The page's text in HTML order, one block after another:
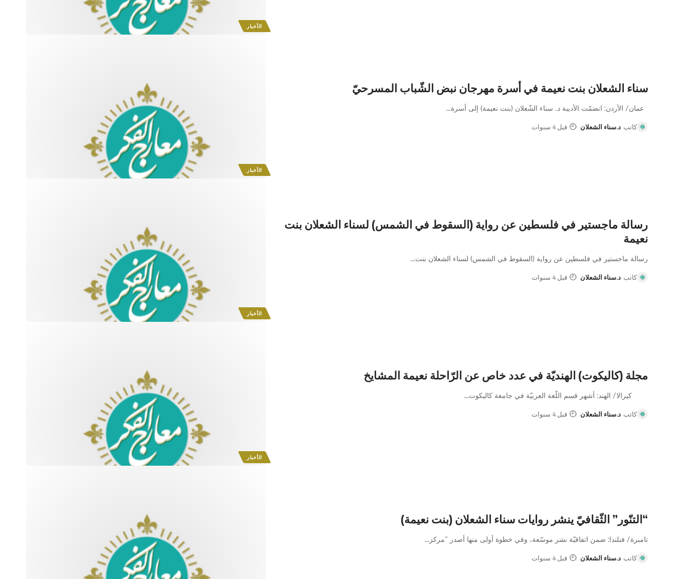
الأخبار
الأخبار
سناء الشعلان بنت نعيمة في أسرة مهرجان نبض الشّباب المسرحيّ
عمان/ الأردن: انضمّت الأديبة د. سناء الشّعلان (بنت نعيمة) إلى أسرة…
كاتب د.سناء الشعلان قبل 4 سنوات
الأخبار
رسالة ماجستير في فلسطين عن رواية (السقوط في الشمس) لسناء الشعلان بنت
نعيمة
رسالة ماجستير في فلسطين عن رواية (السقوط في الشمس) لسناء الشعلان بنت…
كاتب د.سناء الشعلان قبل 4 سنوات
الأخبار
مجلة (كاليكوت) الهنديّة في عدد خاص عن الرّاحلة نعيمة المشايخ
كيرالا/ الهند: أشهر قسم اللّغة العربيّة في جامعة كاليكوت…
كاتب د.سناء الشعلان قبل 4 سنوات
“التنّور” الثّقافيّ ينشر روايات سناء الشعلان (بنت نعيمة)
تامبرة/ فنلندا: ضمن اتفاقيّة نشر موسّعة، وفي خطوة أولى منها أصدر “مركز …
كاتب د.سناء الشعلان قبل 4 سنوات